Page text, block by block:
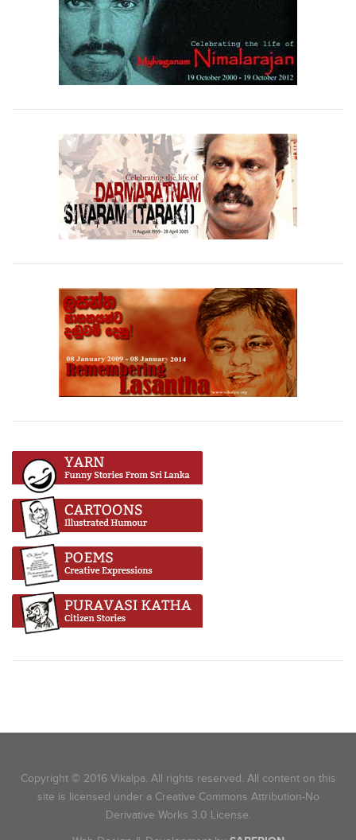
Copyright © 2016 Vikalpa. All rights reserved. All content on this
site is licensed under a Creative Commons Attribution-No
Derivative Works 3.0 License.